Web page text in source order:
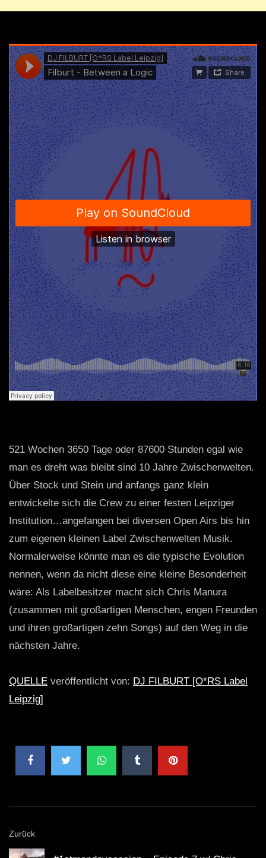
521 Wochen 3650 Tage oder 87600 Stunden egal wie
man es dreht was bleibt sind 10 Jahre Zwischenwelten.
Über Stock und Stein und anfangs ganz klein
entwickelte sich die Crew zu einer festen Leipziger
Institution…angefangen bei diversen Open Airs bis hin
zum eigenen kleinen Label Zwischenwelten Musik.
Normalerweise könnte man es die typische Evolution
nennen, wenn da nicht diese eine kleine Besonderheit
wäre: Als Labelbesitzer macht sich Chris Manura
(zusammen mit großartigen Menschen, engen Freunden
und ihren großartigen zehn Songs) auf den Weg in die
nächsten Jahre.
QUELLE veröffentlicht von: DJ FILBURT [O*RS Label
Leipzig]
Zurück